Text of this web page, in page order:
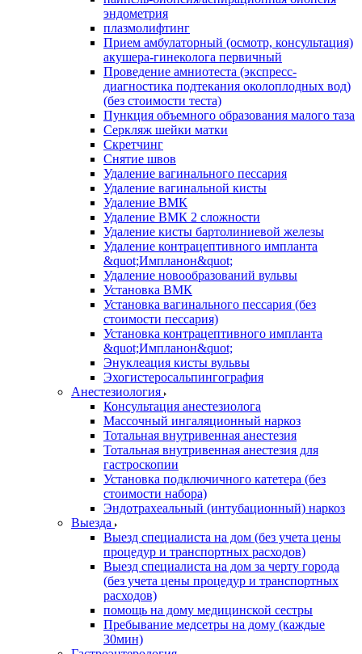
эндометрия
плазмолифтинг
Прием амбулаторный (осмотр, консультация)
акушера-гинеколога первичный
Проведение амниотеста (экспресс-
диагностика подтекания околоплодных вод)
(без стоимости теста)
Пункция объемного образования малого таза
Серкляж шейки матки
Скретчинг
Снятие швов
Удаление вагинального пессария
Удаление вагинальной кисты
Удаление ВМК
Удаление ВМК 2 сложности
Удаление кисты бартолиниевой железы
Удаление контрацептивного импланта
&quot;Импланон&quot;
Удаление новообразований вульвы
Установка ВМК
Установка вагинального пессария (без
стоимости пессария)
Установка контрацептивного импланта
&quot;Импланон&quot;
Энуклеация кисты вульвы
Эхогистеросальпингография
Анестезиология
Консультация анестезиолога
Массочный ингаляционный наркоз
Тотальная внутривенная анестезия
Тотальная внутривенная анестезия для
гастроскопии
Установка подключичного катетера (без
стоимости набора)
Эндотрахеальный (интубационный) наркоз
Выезда
Выезд специалиста на дом (без учета цены
процедур и транспортных расходов)
Выезд специалиста на дом за черту города
(без учета цены процедур и транспортных
расходов)
помощь на дому медицинской сестры
Пребывание медсетры на дому (каждые
30мин)